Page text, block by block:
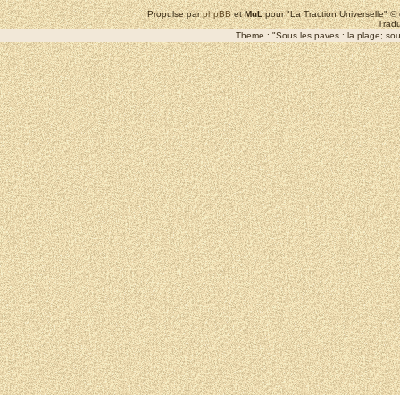
Propulse parphpBBetMuLpour "La Traction Universelle"
Theme : "Sous les paves : la plage;